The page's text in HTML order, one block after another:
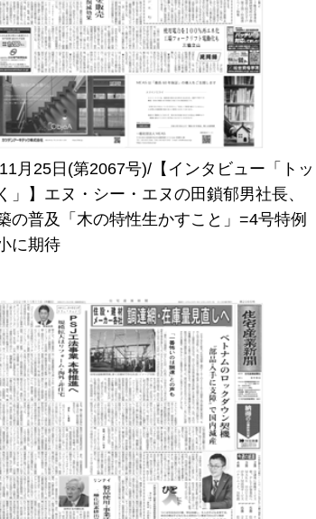
月25日(第2067号)/【インタビュー「トッ
」】エヌ・シー・エヌの田鎖郁男社長、
の普及「木の特性生かすこと」=4号特例
に期待